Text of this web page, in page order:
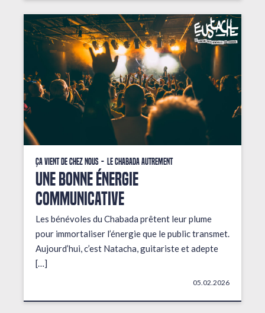
Ça vient de chez nous Le Chabada autrement
une bonne énergie
communicative
Les bénévoles du Chabada prêtent leur plume
pour immortaliser l’énergie que le public transmet.
Aujourd’hui, c’est Natacha, guitariste et adepte
[…]
05.02.2026